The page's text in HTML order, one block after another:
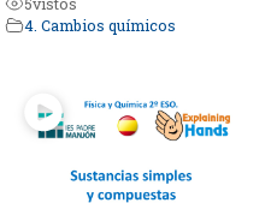
4. Cambios químicos